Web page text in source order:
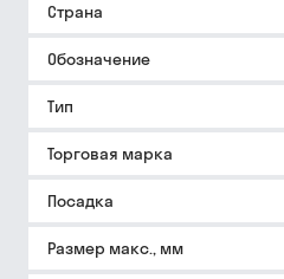
Страна
Обозначение
Тип
Торговая марка
Посадка
Размер макс., мм